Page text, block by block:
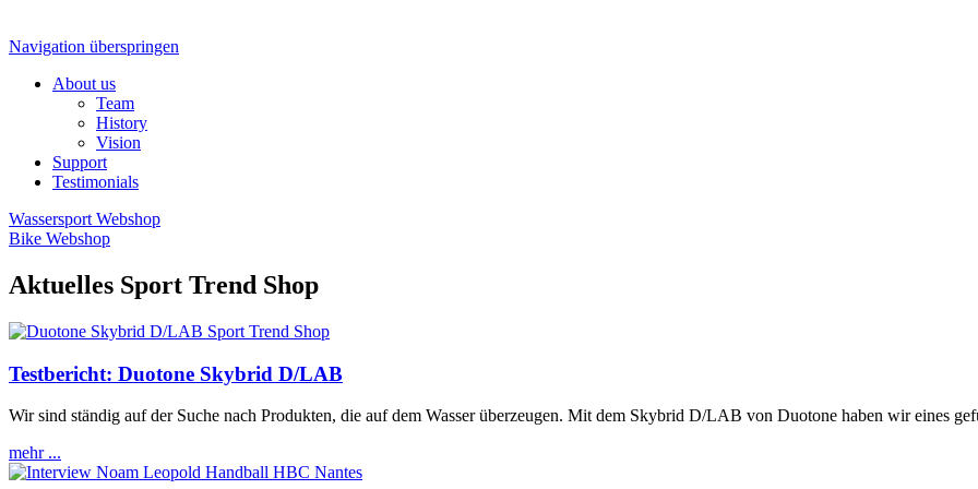
Navigation überspringen
About us
Team
History
Vision
Support
Testimonials
Wassersport Webshop
Bike Webshop
Aktuelles Sport Trend Shop
Testbericht: Duotone Skybrid D/LAB
Wir sind ständig auf der Suche nach Produkten, die auf dem Wasser überzeugen. Mit dem Skybrid D/LAB von Duotone haben wir eines
mehr ...